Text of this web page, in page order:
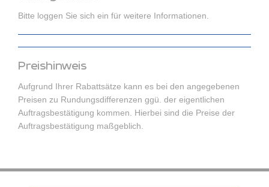
Bitte loggen Sie sich ein für weitere Informationen.
Preishinweis
Aufgrund Ihrer Rabattsätze kann es bei den angegebenen
Preisen zu Rundungsdifferenzen ggü. der eigentlichen
Auftragsbestätigung kommen. Hierbei sind die Preise der
Auftragsbestätigung maßgeblich.